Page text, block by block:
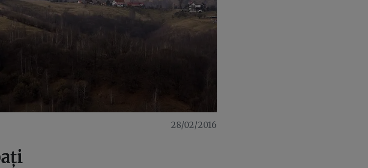
28/02/2016